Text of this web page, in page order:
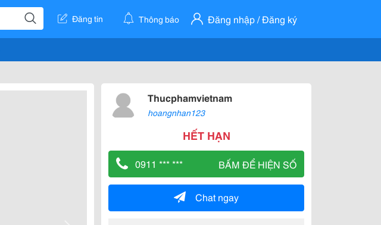
Đăng tin Thông báo Đăng nhập / Đăng ký
Thucphamvietnam
hoangnhan123
HẾT HẠN
0911 *** *** BẤM ĐỂ HIỆN SỐ
Chat ngay